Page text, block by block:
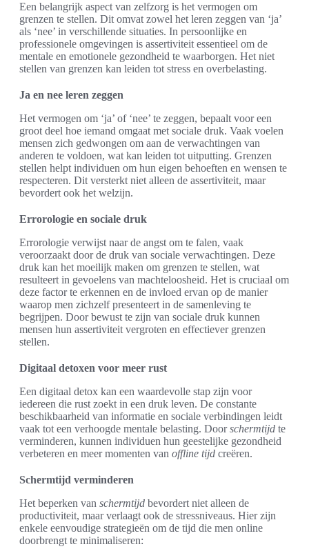
Een belangrijk aspect van zelfzorg is het vermogen om
grenzen te stellen. Dit omvat zowel het leren zeggen van ‘ja’
als ‘nee’ in verschillende situaties. In persoonlijke en
professionele omgevingen is assertiviteit essentieel om de
mentale en emotionele gezondheid te waarborgen. Het niet
stellen van grenzen kan leiden tot stress en overbelasting.
Ja en nee leren zeggen
Het vermogen om ‘ja’ of ‘nee’ te zeggen, bepaalt voor een
groot deel hoe iemand omgaat met sociale druk. Vaak voelen
mensen zich gedwongen om aan de verwachtingen van
anderen te voldoen, wat kan leiden tot uitputting. Grenzen
stellen helpt individuen om hun eigen behoeften en wensen te
respecteren. Dit versterkt niet alleen de assertiviteit, maar
bevordert ook het welzijn.
Errorologie en sociale druk
Errorologie verwijst naar de angst om te falen, vaak
veroorzaakt door de druk van sociale verwachtingen. Deze
druk kan het moeilijk maken om grenzen te stellen, wat
resulteert in gevoelens van machteloosheid. Het is cruciaal om
deze factor te erkennen en de invloed ervan op de manier
waarop men zichzelf presenteert in de samenleving te
begrijpen. Door bewust te zijn van sociale druk kunnen
mensen hun assertiviteit vergroten en effectiever grenzen
stellen.
Digitaal detoxen voor meer rust
Een digitaal detox kan een waardevolle stap zijn voor
iedereen die rust zoekt in een druk leven. De constante
beschikbaarheid van informatie en sociale verbindingen leidt
vaak tot een verhoogde mentale belasting. Doorschermtijd te
verminderen, kunnen individuen hun geestelijke gezondheid
verbeteren en meer momenten van offline tijd creëren.
Schermtijd verminderen
Het beperken van schermtijd bevordert niet alleen de
productiviteit, maar verlaagt ook de stressniveaus. Hier zijn
enkele eenvoudige strategieën om de tijd die men online
doorbrengt te minimaliseren: